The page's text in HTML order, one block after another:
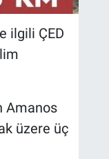
ilgili ÇED
Amanos
üzere üç